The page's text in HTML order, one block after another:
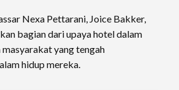
Nexa Pettarani, Joice Bakker,
bagian dari upaya hotel dalam
yang tengah
hidup mereka.